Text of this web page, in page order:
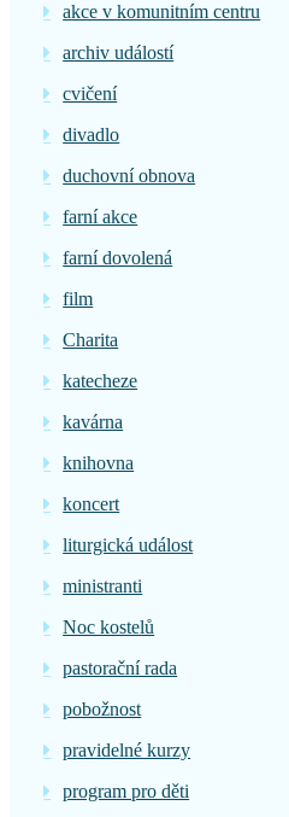
akce v komunitním centru
archiv událostí
cvičení
divadlo
duchovní obnova
farní akce
farní dovolená
film
Charita
katecheze
kavárna
knihovna
koncert
liturgická událost
ministranti
Noc kostelů
pastorační rada
pobožnost
pravidelné kurzy
program pro děti